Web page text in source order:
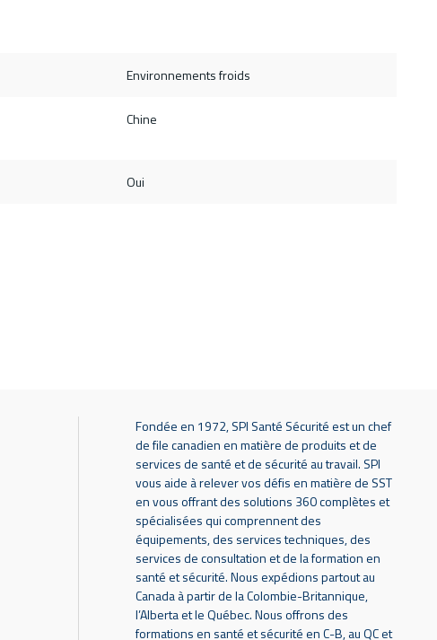
Environnements froids
Chine
Oui
Fondée en 1972, SPI Santé Sécurité est un chef
de file canadien en matière de produits et de
services de santé et de sécurité au travail. SPI
vous aide à relever vos défis en matière de SST
en vous offrant des solutions 360 complètes et
spécialisées qui comprennent des
équipements, des services techniques, des
services de consultation et de la formation en
santé et sécurité. Nous expédions partout au
Canada à partir de la Colombie-Britannique,
l’Alberta et le Québec. Nous offrons des
formations en santé et sécurité en C-B, au QC et